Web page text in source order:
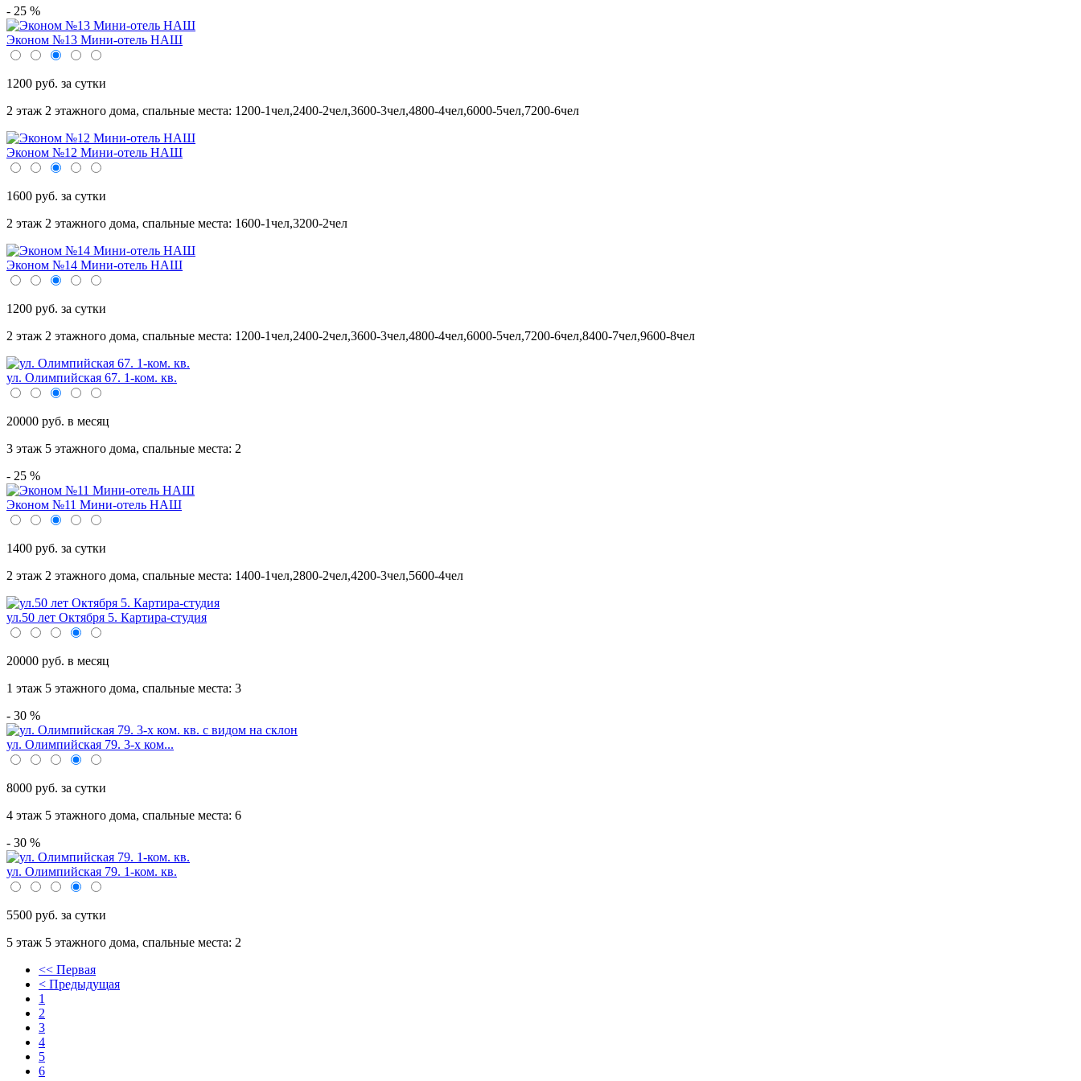
- 25 %
Эконом №13 Мини-отель НАШ
1200 руб. за сутки
2 этаж 2 этажного дома, спальные места: 1200-1чел,2400-2чел,3600-3чел,4800-4чел,6000-5чел,7200-6чел
Эконом №12 Мини-отель НАШ
1600 руб. за сутки
2 этаж 2 этажного дома, спальные места: 1600-1чел,3200-2чел
Эконом №14 Мини-отель НАШ
1200 руб. за сутки
2 этаж 2 этажного дома, спальные места: 1200-1чел,2400-2чел,3600-3чел,4800-4чел,6000-5чел,7200-6чел,8400-7чел,9600-8чел
ул. Олимпийская 67. 1-ком. кв.
20000 руб. в месяц
3 этаж 5 этажного дома, спальные места: 2
- 25 %
Эконом №11 Мини-отель НАШ
1400 руб. за сутки
2 этаж 2 этажного дома, спальные места: 1400-1чел,2800-2чел,4200-3чел,5600-4чел
ул.50 лет Октября 5. Картира-студия
20000 руб. в месяц
1 этаж 5 этажного дома, спальные места: 3
- 30 %
ул. Олимпийская 79. 3-х ком...
8000 руб. за сутки
4 этаж 5 этажного дома, спальные места: 6
- 30 %
ул. Олимпийская 79. 1-ком. кв.
5500 руб. за сутки
5 этаж 5 этажного дома, спальные места: 2
<< Первая
< Предыдущая
1
2
3
4
5
6